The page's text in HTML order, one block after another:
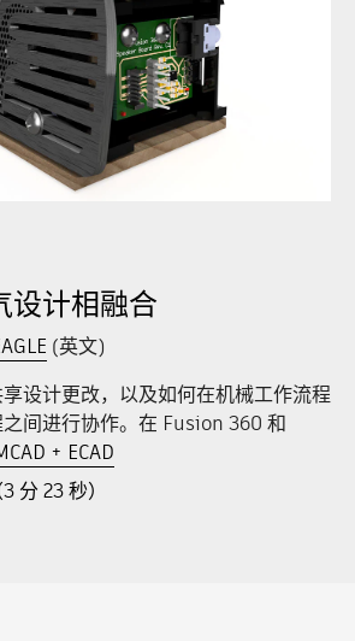
设计相融合
(英文)
设计更改，以及如何在机械工作流程
间进行协作。在 Fusion 360 和
+ ECAD
分 23 秒）